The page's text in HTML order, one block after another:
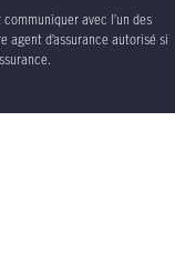
avec l’un des
agent d’assurance autorisé si